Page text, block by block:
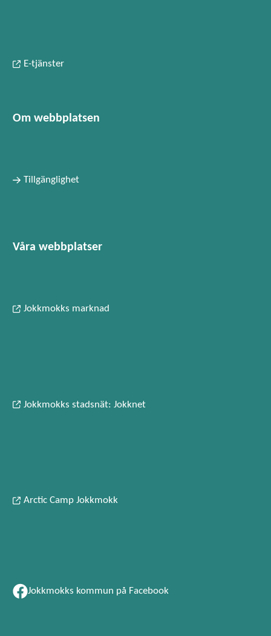
E-tjänster
Om webbplatsen
Tillgänglighet
Våra webbplatser
Jokkmokks marknad
Jokkmokks stadsnät: Jokknet
Arctic Camp Jokkmokk
Jokkmokks kommun på Facebook